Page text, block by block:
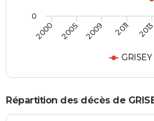
GRISEY
2000 2005 2009 2011 2013
0
Répartition des décès de